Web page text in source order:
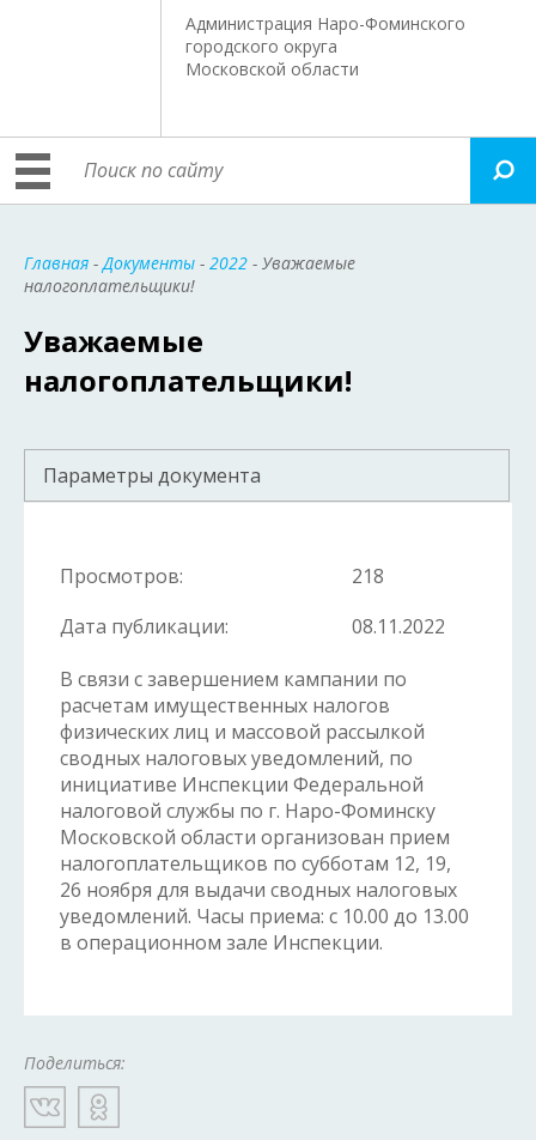
Администрация Наро-Фоминского
городского округа
Московской области
Главная -Документы - 2022 - Уважаемые
налогоплательщики!
Уважаемые
налогоплательщики!
Параметры документа
Просмотров:
218
Дата публикации:
08.11.2022
В связи с завершением кампании по
расчетам имущественных налогов
физических лиц и массовой рассылкой
сводных налоговых уведомлений, по
инициативе Инспекции Федеральной
налоговой службы по г. Наро-Фоминску
Московской области организован прием
налогоплательщиков по субботам 12, 19,
26 ноября для выдачи сводных налоговых
уведомлений. Часы приема: с 10.00 до 13.00
в операционном зале Инспекции.
Поделиться: